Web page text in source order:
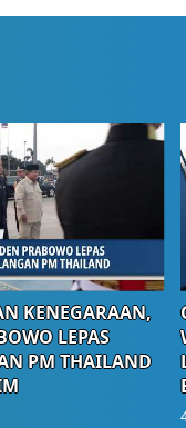
KENEGARAAN,
LEPAS
PM THAILAND